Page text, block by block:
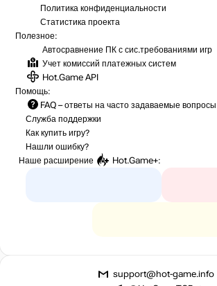
Политика конфиденциальности
Статистика проекта
Полезное:
Автосравнение ПК с сис.требованиями игр
Учет комиссий платежных систем
Hot.Game API
Помощь:
FAQ – ответы на часто задаваемые вопросы
Служба поддержки
Как купить игру?
Нашли ошибку?
Наше расширение
Hot.Game+:
support@hot-game.info